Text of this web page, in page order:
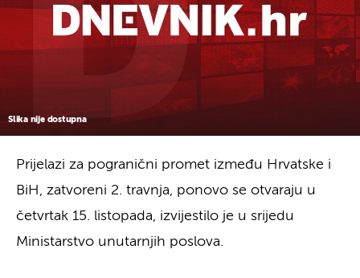
Slika nije dostupna
Prijelazi za pogranični promet između Hrvatske i
BiH, zatvoreni 2. travnja, ponovo se otvaraju u
četvrtak 15. listopada, izvijestilo je u srijedu
Ministarstvo unutarnjih poslova.